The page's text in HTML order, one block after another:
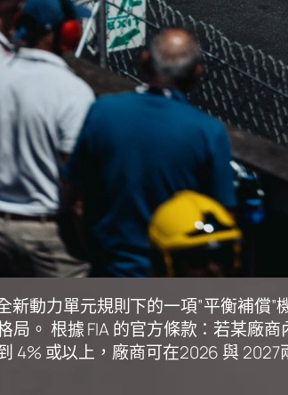
新動力單元規則下的一項”平衡補
局。 根據 FIA 的官方條款：若某廠
4% 或以上，廠商可在2026 與